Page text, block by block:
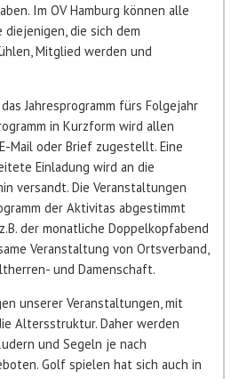
Im OV Hamburg können alle
die sich dem
Mitglied werden und
Jahresprogramm fürs Folgejahr
in Kurzform wird allen
Mail oder Brief zugestellt. Eine
Einladung wird an die
versandt. Die Veranstaltungen
der Aktivitas abgestimmt
der monatliche Doppelkopfabend
Veranstaltung von Ortsverband,
und Damenschaft.
unserer Veranstaltungen, mit
Altersstruktur. Daher werden
und Segeln je nach
Golf spielen hat sich auch in